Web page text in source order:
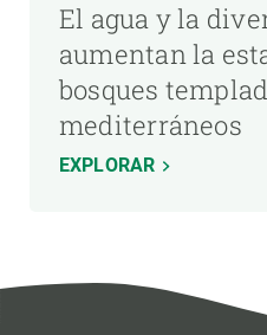
El agua y la
aumentan la
bosques
mediterráneos
EXPLORAR